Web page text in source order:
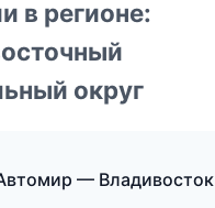
в регионе:
округ
— Владивосток